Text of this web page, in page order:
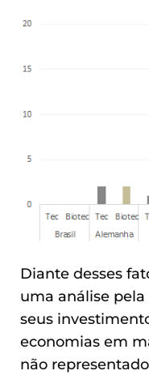
Diante desses
uma análise
seus
economias em
não